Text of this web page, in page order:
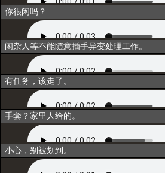
互动1
你很闲吗？
互动2
闲杂人等不能随意插手异变处理工作。
互动3
有任务，该走了。
互动4
手套？家里人给的。
互动5
小心，别被划到。